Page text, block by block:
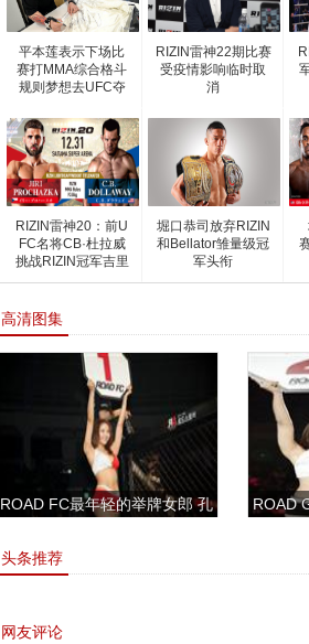
平本莲表示下场比
赛打MMA综合格斗
规则梦想去UFC夺
RIZIN雷神22期比赛
受疫情影响临时取
消
RIZIN雷神20：前U
FC名将CB·杜拉威
挑战RIZIN冠军吉里
堀口恭司放弃RIZIN
和Bellator雏量级冠
军头衔
高清图集
ROAD FC最年轻的举牌女郎 孔
ROAD
头条推荐
网友评论